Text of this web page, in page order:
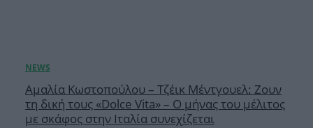
Αμαλία Κωστοπούλου – Τζέικ Μέντγουελ: Ζουν
τη δική τους «Dolce Vita» – Ο μήνας του μέλιτος
με σκάφος στην Ιταλία συνεχίζεται